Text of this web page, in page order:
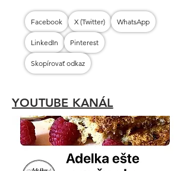
Facebook X (Twitter) WhatsApp
LinkedIn Pinterest
Skopírovať odkaz
YOUTUBE KANÁL